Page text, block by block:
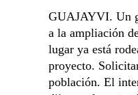
GUAJAYVI. Un
a la ampliación
lugar ya está
proyecto.
población. El